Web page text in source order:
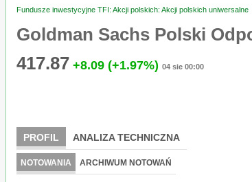
Fundusze inwestycyjne TFI: Akcji polskich: Akcji polskich uniwersalne
Goldman Sachs Polski
417.87 +8.09 (+1.97%) 04 sie 00:00
PROFIL ANALIZA TECHNICZNA
NOTOWANIA ARCHIWUM NOTOWAŃ